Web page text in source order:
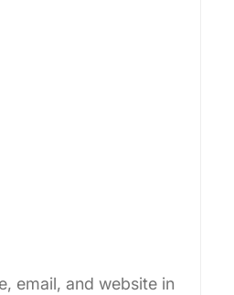
email, and website in